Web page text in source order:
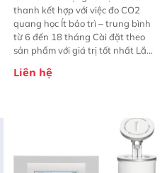
thanh kết hợp với việc đo CO2
quang học Ít bảo trì – trung bình
từ 6 đến 18 tháng Cài đặt theo
sản phẩm với giá trị tốt nhất Lắp
Liên hệ